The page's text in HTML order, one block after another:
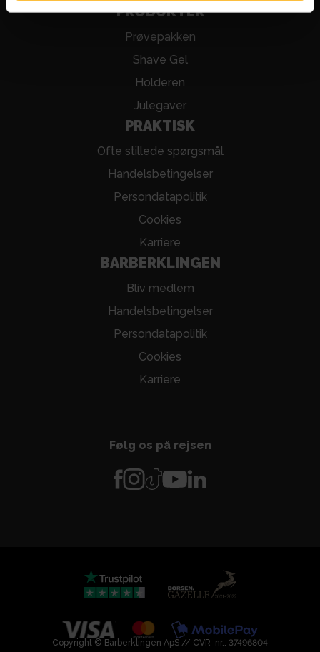
PRODUKTER
Prøvepakken
Shave Gel
Holderen
Julegaver
PRAKTISK
Ofte stillede spørgsmål
Handelsbetingelser
Persondatapolitik
Cookies
Karriere
BARBERKLINGEN
Bliv medlem
Handelsbetingelser
Persondatapolitik
Cookies
Karriere
Følg os på rejsen
Copyright © Barberklingen ApS // CVR-nr.: 37496804